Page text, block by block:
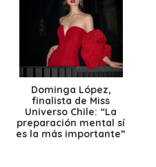
Dominga López,
finalista de Miss
Universo Chile: “La
preparación mental sí
es la más importante”